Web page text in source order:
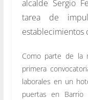
alcalde Sergio
tarea de
establecimientos
Como parte de la
primera
laborales en un
puertas en Barrio